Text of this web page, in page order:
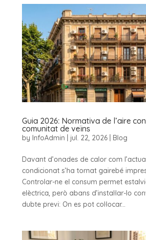
Guia 2026: Normativa de l’aire
comunitat de veïns
by InfoAdmin jul. 22, 2026| Blog
Davant d’onades de calor com
condicionat s’ha tornat gairebé
Controlar-ne el consum permet
elèctrica, però abans d’instal·lar-lo
dubte previ: On es pot col·locar...